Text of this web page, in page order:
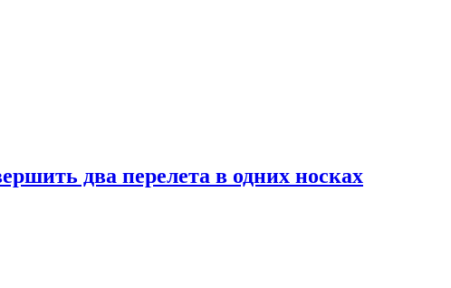
два перелета в одних носках